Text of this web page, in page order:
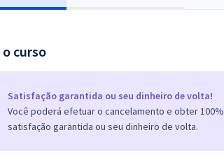
curso
Satisfação garantida ou seu dinheiro de volta!
Você poderá efetuar o cancelamento e obter
satisfação garantida ou seu dinheiro de volta.